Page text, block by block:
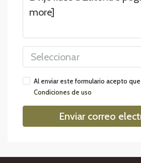
Seleccionar
Al enviar este formulario acepto que
Condiciones de uso
Enviar correo